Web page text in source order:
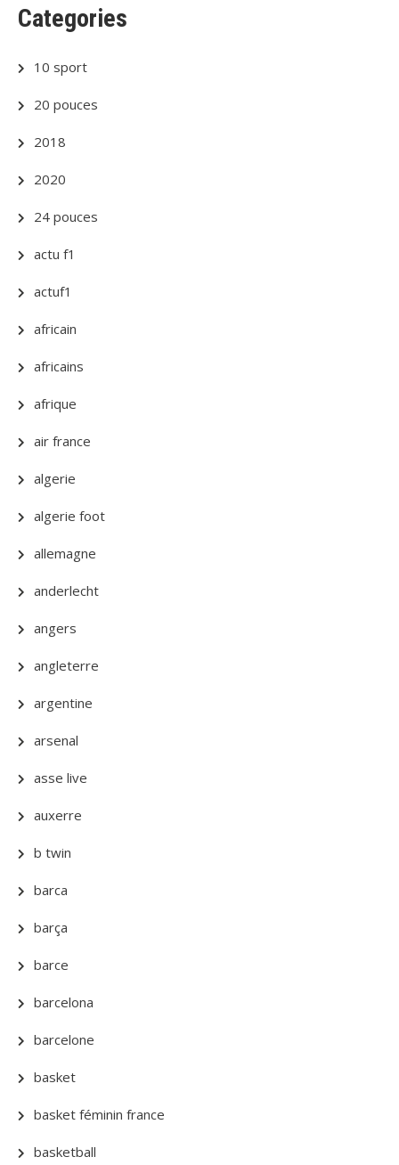
Categories
10 sport
20 pouces
2018
2020
24 pouces
actu f1
actuf1
africain
africains
afrique
air france
algerie
algerie foot
allemagne
anderlecht
angers
angleterre
argentine
arsenal
asse live
auxerre
b twin
barca
barça
barce
barcelona
barcelone
basket
basket féminin france
basketball